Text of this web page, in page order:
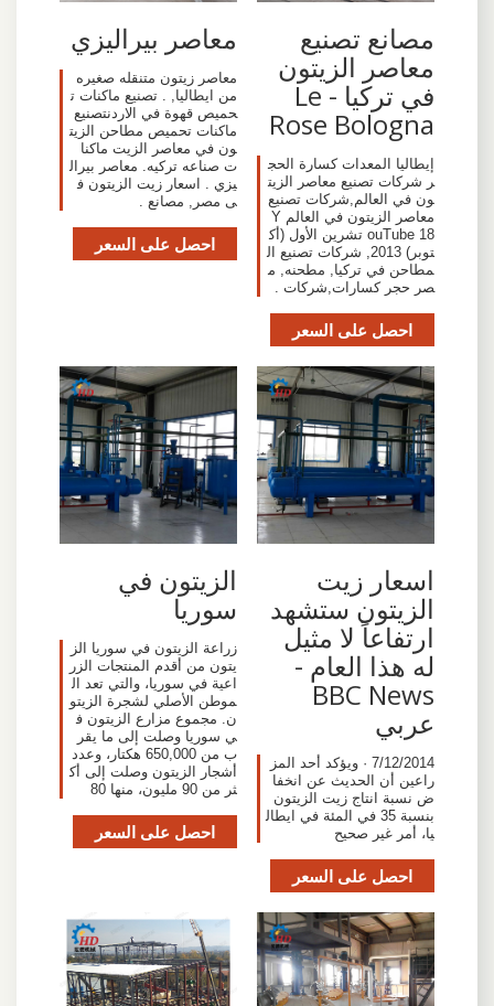
مصانع تصنيع
معاصر الزيتون
في تركيا - Le
Rose Bologna
إيطاليا المعدات كسارة الحج
ر شركات تصنيع معاصر الزيت
ون في العالم,شركات تصنيع
معاصر الزيتون في العالم Y
ouTube 18 تشرين الأول (أك
توبر) 2013, شركات تصنيع ال
مطاحن في تركيا, مطحنه, م
صر حجر كسارات,شركات .
احصل على السعر
معاصر بيراليزي
معاصر زيتون متنقله صغيره
من ايطاليا, . تصنيع ماكنات ت
حميص قهوة في الاردنتصنيع
ماكنات تحميص مطاحن الزيت
ون في معاصر الزيت ماكنا
ت صناعه تركيه. معاصر بيرال
يزي . اسعار زيت الزيتون ف
ى مصر, مصانع .
احصل على السعر
اسعار زيت
الزيتون ستشهد
ارتفاعاً لا مثيل
له هذا العام -
BBC News
عربي
7/12/2014 · ويؤكد أحد المز
راعين أن الحديث عن انخفا
ض نسبة انتاج زيت الزيتون
بنسبة 35 في المئة في ايطال
يا، أمر غير صحيح
احصل على السعر
الزيتون في
سوريا
زراعة الزيتون في سوريا الز
يتون من أقدم المنتجات الزر
اعية في سوريا، والتي تعد ال
موطن الأصلي لشجرة الزيتو
ن. مجموع مزارع الزيتون ف
ي سوريا وصلت إلى ما يقر
ب من 650,000 هكتار، وعدد
أشجار الزيتون وصلت إلى أك
ثر من 90 مليون، منها 80
احصل على السعر